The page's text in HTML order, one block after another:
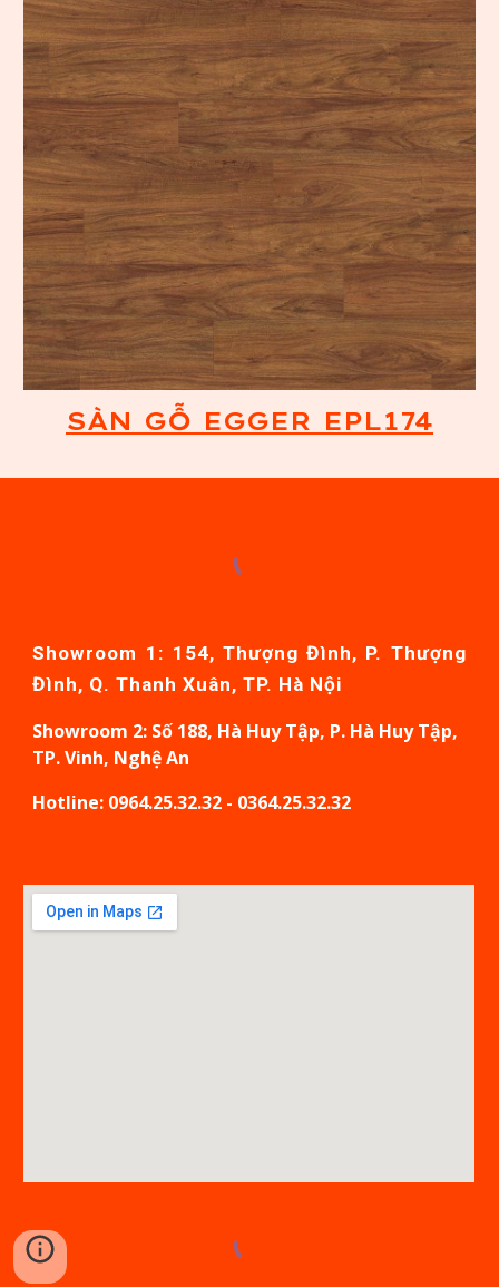
SÀN GỖ EGGER EPL174
Showroom 1: 154, Thượng Đình, P. Thượng
Đình, Q. Thanh Xuân, TP. Hà Nội
Showroom 2: Số 188, Hà Huy Tập, P. Hà Huy Tập,
TP. Vinh, Nghệ An
Hotline: 0964.25.32.32 - 0364.25.32.32